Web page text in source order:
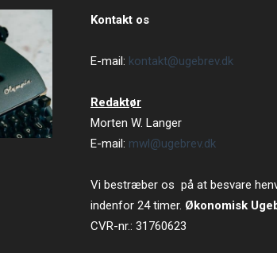
Kontakt os
E-mail: kontakt@ugebrev.dk
Redaktør
Morten W. Langer
E-mail: mwl@ugebrev.dk
Vi bestræber os på at besvare
indenfor 24 timer. Økonomisk
CVR-nr.: 31760623